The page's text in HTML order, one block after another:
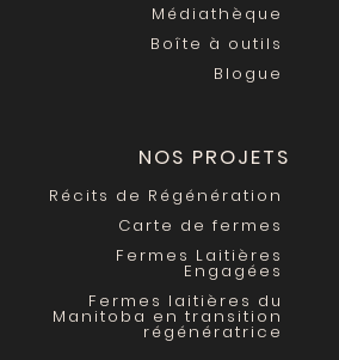
Médiathèque
Boîte à outils
Blogue
NOS PROJETS
Récits de Régénération
Carte de fermes
Fermes Laitières
Engagées
Fermes laitières du
Manitoba en transition
régénératrice